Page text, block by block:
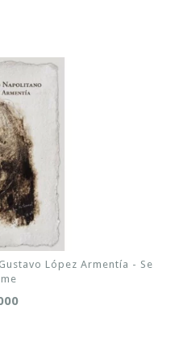
López Armentía - Se